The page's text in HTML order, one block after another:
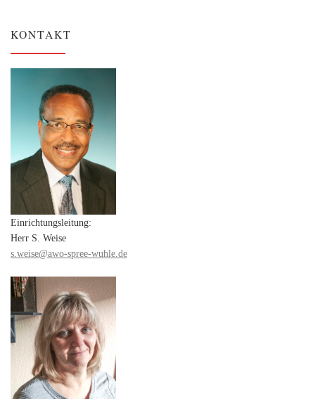
KONTAKT
Einrichtungsleitung:
Herr S. Weise
s.weise@awo-spree-wuhle.de